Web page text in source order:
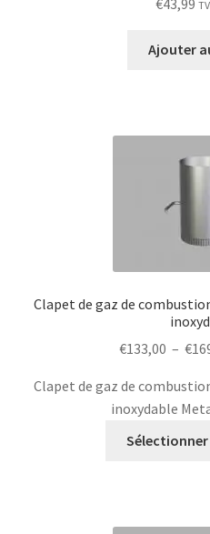
d
out
Ajouter
Clapet de gaz de
€133,00 – €
Clapet de gaz de
inoxydable